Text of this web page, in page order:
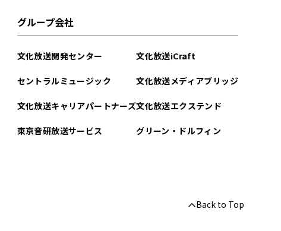
グループ会社
文化放送開発センター
セントラルミュージック
文化放送キャリアパートナーズ
東京音研放送サービス
文化放送iCraft
文化放送メディアブリッジ
文化放送エクステンド
グリーン・ドルフィン
Back to Top